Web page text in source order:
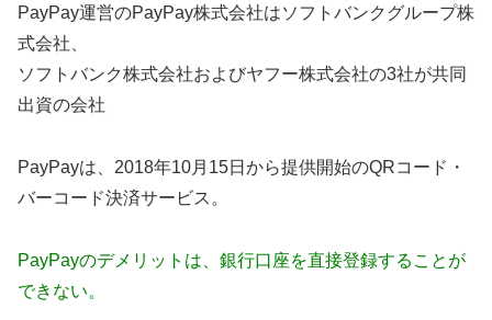
PayPay運営のPayPay株式会社はソフトバンクグループ株
式会社、
ソフトバンク株式会社およびヤフー株式会社の3社が共同
出資の会社
PayPayは、2018年10月15日から提供開始のQRコード・
バーコード決済サービス。
PayPayのデメリットは、銀行口座を直接登録することが
できない。